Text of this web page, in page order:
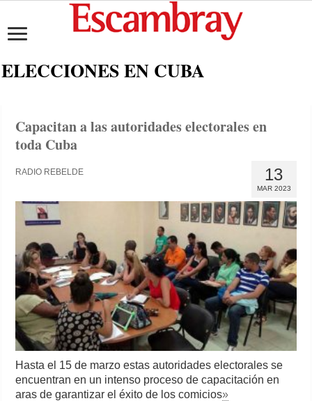
ELECCIONES EN CUBA
Capacitan a las autoridades electorales en
toda Cuba
13
MAR 2023
RADIO REBELDE
Hasta el 15 de marzo estas autoridades electorales se
encuentran en un intenso proceso de capacitación en
aras de garantizar el éxito de los comicios»